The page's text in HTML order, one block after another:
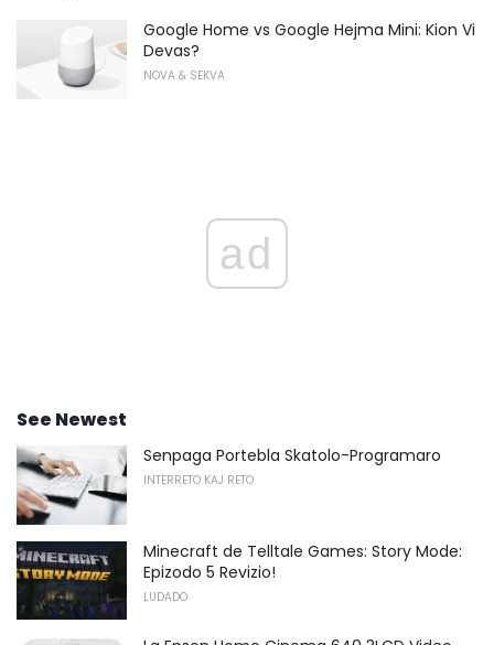
Google Home vs Google Hejma Mini: Kion Vi
Devas?
NOVA & SEKVA
ad
See Newest
Senpaga Portebla Skatolo-Programaro
INTERRETO KAJ RETO
Minecraft de Telltale Games: Story Mode:
Epizodo 5 Revizio!
LUDADO